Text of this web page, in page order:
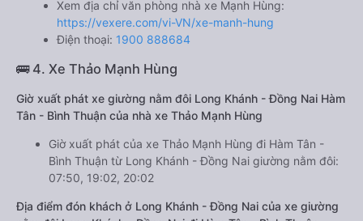
Xem địa chỉ văn phòng nhà xe Mạnh Hùng:
https://vexere.com/vi-VN/xe-manh-hung
Điện thoại: 1900 888684
🚌 4. Xe Thảo Mạnh Hùng
Giờ xuất phát xe giường nằm đôi Long Khánh - Đồng Nai Hàm
Tân - Bình Thuận của nhà xe Thảo Mạnh Hùng
Giờ xuất phát của xe Thảo Mạnh Hùng đi Hàm Tân -
Bình Thuận từ Long Khánh - Đồng Nai giường nằm đôi:
07:50, 19:02, 20:02
Địa điểm đón khách ở Long Khánh - Đồng Nai của xe giường